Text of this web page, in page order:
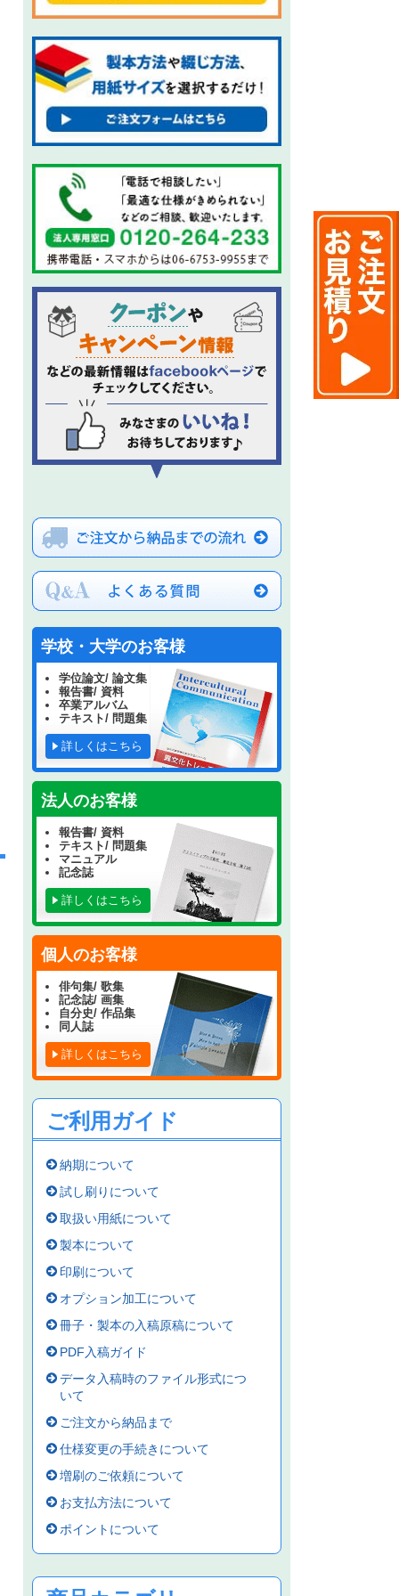
学校・大学のお客様
学位論文/ 論文集
報告書/ 資料
卒業アルバム
テキスト/ 問題集
詳しくはこちら
法人のお客様
報告書/ 資料
テキスト/ 問題集
マニュアル
記念誌
詳しくはこちら
個人のお客様
俳句集/ 歌集
記念誌/ 画集
自分史/ 作品集
同人誌
詳しくはこちら
ご利用ガイド
納期について
試し刷りについて
取扱い用紙について
製本について
印刷について
オプション加工について
冊子・製本の入稿原稿について
PDF入稿ガイド
データ入稿時のファイル形式につ
いて
ご注文から納品まで
仕様変更の手続きについて
増刷のご依頼について
お支払方法について
ポイントについて